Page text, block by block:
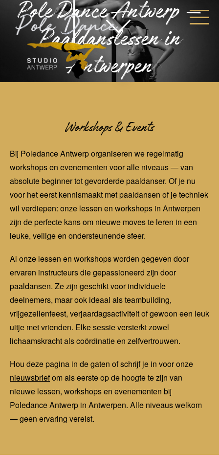
Pole Dance Antwerp —
Paaldanslessen in
Antwerpen
Workshops & Events
Bij Poledance Antwerp organiseren we regelmatig
workshops en evenementen voor alle niveaus — van
absolute beginner tot gevorderde paaldanser. Of je nu
voor het eerst kennismaakt met paaldansen of je techniek
wil verdiepen: onze lessen en workshops in Antwerpen
zijn de perfecte kans om nieuwe moves te leren in een
leuke, veilige en ondersteunende sfeer.
Al onze lessen en workshops worden gegeven door
ervaren instructeurs die gepassioneerd zijn door
paaldansen. Ze zijn geschikt voor individuele
deelnemers, maar ook ideaal als teambuilding,
vrijgezellenfeest, verjaardagsactiviteit of gewoon een leuk
uitje met vrienden. Elke sessie versterkt zowel
lichaamskracht als coördinatie en zelfvertrouwen.
Hou deze pagina in de gaten of schrijf je in voor onze
nieuwsbriefom als eerste op de hoogte te zijn van
nieuwe lessen, workshops en evenementen bij
Poledance Antwerp in Antwerpen. Alle niveaus welkom
— geen ervaring vereist.